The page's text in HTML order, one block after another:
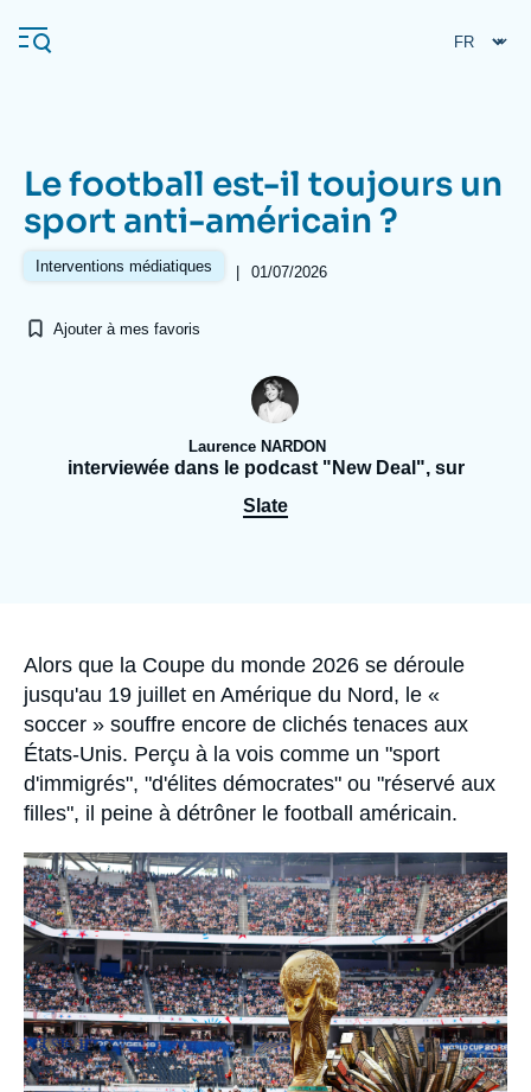
au
contenu
Navigation
principale
L'Ifri
Analyses
Recherches fréquentes
Proche-Orient
Le football est-il toujours un
sport anti-américain ?
Interventions médiatiques | 01/07/2026
Ajouter à mes favoris
Laurence NARDON
interviewée dans le podcast "New Deal", sur
Slate
Accroche
Alors que la Coupe du monde 2026 se déroule
jusqu'au 19 juillet en Amérique du Nord, le «
soccer » souffre encore de clichés tenaces aux
États-Unis. Perçu à la vois comme un "sport
d'immigrés", "d'élites démocrates" ou "réservé aux
filles", il peine à détrôner le football américain.
Image
principale
médiatique